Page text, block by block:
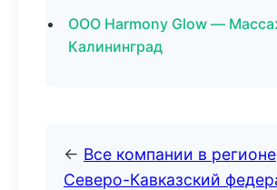
ООО Harmony Glow —
Калининград
← Все компании в регионе
Северо-Кавказский